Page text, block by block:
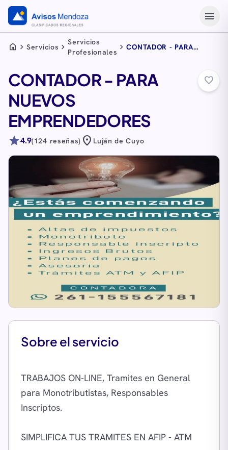
menu
home chevron_right Servicios chevron_rightServicios
Profesionales chevron_rightCONTADOR - PARA
CONTADOR - PARA
NUEVOS
EMPRENDEDORES
star4.9(124 reseñas) location_on Luján de Cuyo
favorite_border
Sobre el servicio
TRABAJOS ON-LINE, Tramites en General
para Monotributistas, Responsables
Inscriptos.
SIMPLIFICA TUS TRAMITES EN AFIP - ATM